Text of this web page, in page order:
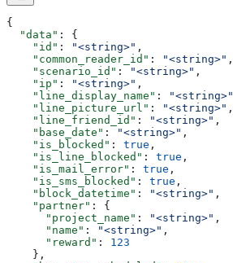
{
  "data"
: {
    "id"
: "<string>" ,
    "common_reader_id"
: "<string>" ,
    "scenario_id"
: "<string>" ,
    "ip"
: "<string>" ,
    "line_display_name"
: "<string>"
    "line_picture_url"
: "<string>" ,
    "line_friend_id"
: "<string>" ,
    "base_date"
: "<string>" ,
    "is_blocked"
: true ,
    "is_line_blocked"
: true ,
    "is_mail_error"
: true ,
    "is_sms_blocked"
: true ,
    "block_datetime"
: "<string>" ,
    "partner"
: {
      "project_name"
: "<string>" ,
      "name"
: "<string>" ,
      "reward"
: 123
    },